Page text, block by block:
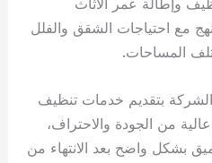
مع احتياجات الشقق والفلل
المساحات.
بتقديم خدمات تنظيف
من الجودة والاحتراف،
بشكل واضح بعد الانتهاء من